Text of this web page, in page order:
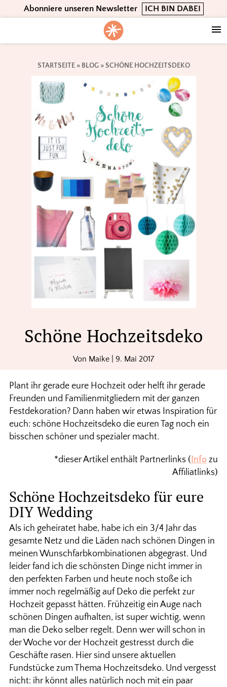
to
navigation
to
content
to
Abonniere unseren Newsletter ICH BIN DABEI
STARTSEITE» BLOG»SCHÖNE HOCHZEITSDEKO
Schöne Hochzeitsdeko
Von Maike 9. Mai 2017
Plant ihr gerade eure Hochzeit oder helft ihr gerade
Freunden und Familienmitgliedern mit der ganzen
Festdekoration? Dann haben wir etwas Inspiration für
euch: schöne Hochzeitsdeko die euren Tag noch ein
bisschen schöner und spezialer macht.
*dieser Artikel enthält Partnerlinks (Info zu
Affiliatlinks)
Schöne Hochzeitsdeko für eure
DIY Wedding
Als ich geheiratet habe, habe ich ein 3/4 Jahr das
gesamte Netz und die Läden nach schönen Dingen in
meinen Wunschfarbkombinationen abgegrast. Und
leider fand ich die schönsten Dinge nicht immer in
den perfekten Farben und heute noch stoße ich
immer noch regelmäßig auf Deko die perfekt zur
Hochzeit gepasst hätten. Frühzeitig ein Auge nach
schönen Dingen aufhalten, ist super wichtig, wenn
man die Deko selber regelt. Denn wer will schon in
der Woche vor der Hochzeit gestresst durch die
Geschäfte rasen. Hier sind unsere aktuellen
Fundstücke zum Thema Hochzeitsdeko. Und vergesst
nicht: ihr könnt alles natürlich noch mit ein paar